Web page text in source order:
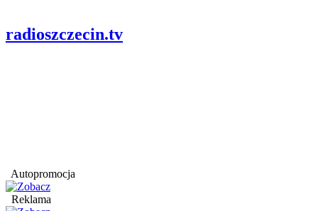
radioszczecin.tv
Autopromocja
Reklama